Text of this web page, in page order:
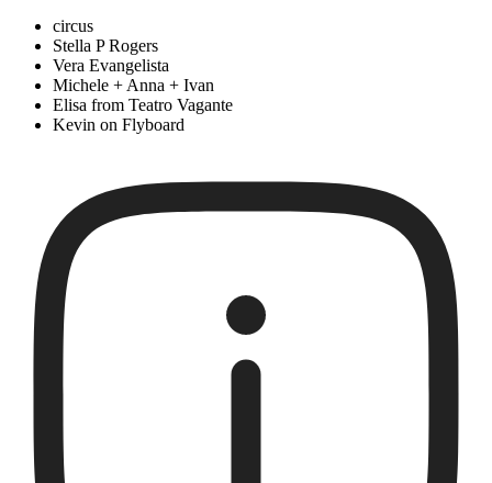
circus
Stella P Rogers
Vera Evangelista
Michele + Anna + Ivan
Elisa from Teatro Vagante
Kevin on Flyboard